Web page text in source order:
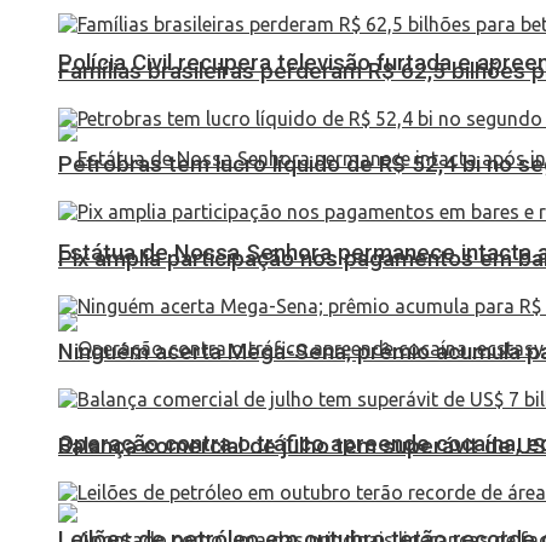
Polícia Civil recupera televisão furtada e
Estátua de Nossa Senhora permanece
Operação contra o tráfico apreende cocaína,
Famílias brasileiras perderam R$ 62,5 bilhões
Petrobras tem lucro líquido de R$ 52,4 bi no
Pix amplia participação nos pagamentos em
Ninguém acerta Mega-Sena; prêmio acumula
Balança comercial de julho tem superávit de